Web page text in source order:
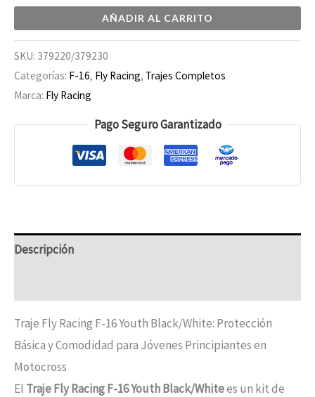
AÑADIR AL CARRITO
SKU: 379220/379230
Categorías: F-16, Fly Racing, Trajes Completos
Marca: Fly Racing
Pago Seguro Garantizado
Descripción
Traje Fly Racing F-16 Youth Black/White: Protección
Básica y Comodidad para Jóvenes Principiantes en
Motocross
El Traje Fly Racing F-16 Youth Black/Whitees un kit de